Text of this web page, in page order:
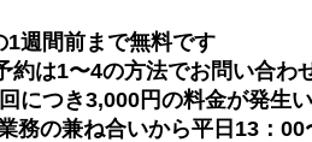
週間前まで無料です
は1〜4の方法でお問い合わ
につき3,000円の料金が発生
務の兼ね合いから平日13：